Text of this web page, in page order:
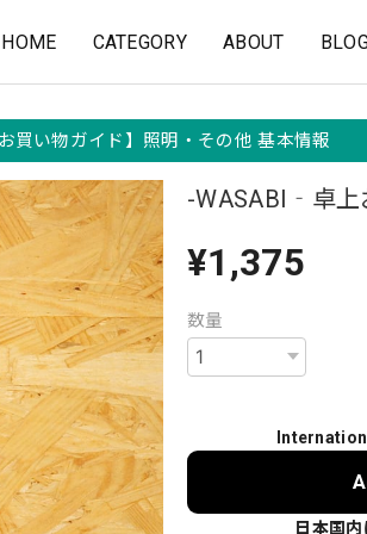
HOME CATEGORY ABOUT
買い物ガイド】照明・その他 基本情報
-WASABI‐卓上
¥1,375
数量
日本国